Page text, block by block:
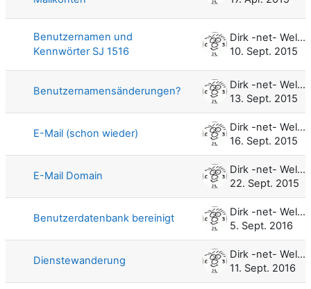
Benutzernamen und
Kennwörter SJ 1516
Dirk -net- Weller
10. Sept. 2015
Benutzernamensänderungen?
Dirk -net- Weller
13. Sept. 2015
E-Mail (schon wieder)
Dirk -net- Weller
16. Sept. 2015
E-Mail Domain
Dirk -net- Weller
22. Sept. 2015
Benutzerdatenbank bereinigt
Dirk -net- Weller
5. Sept. 2016
Dienstewanderung
Dirk -net- Weller
11. Sept. 2016